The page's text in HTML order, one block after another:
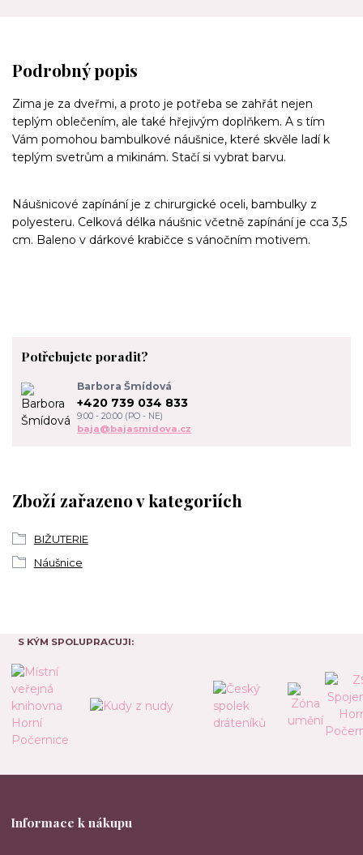
Podrobný popis
Zima je za dveřmi, a proto je potřeba se zahřát nejen
teplým oblečením, ale také hřejivým doplňkem. A s tím
Vám pomohou bambulkové náušnice, které skvěle ladí k
teplým svetrům a mikinám. Stačí si vybrat barvu.
Náušnicové zapínání je z chirurgické oceli, bambulky z
polyesteru. Celková délka náušnic včetně zapínání je cca 3,5
cm. Baleno v dárkové krabičce s vánočním motivem.
Zboží zařazeno v kategoriích
BIŽUTERIE
Náušnice
Potřebujete poradit?
Barbora Šmídová
+420 739 034 833
9:00 - 20:00 (PO - NE)
baja@bajasmidova.cz
S KÝM SPOLUPRACUJI:
Informace k nákupu